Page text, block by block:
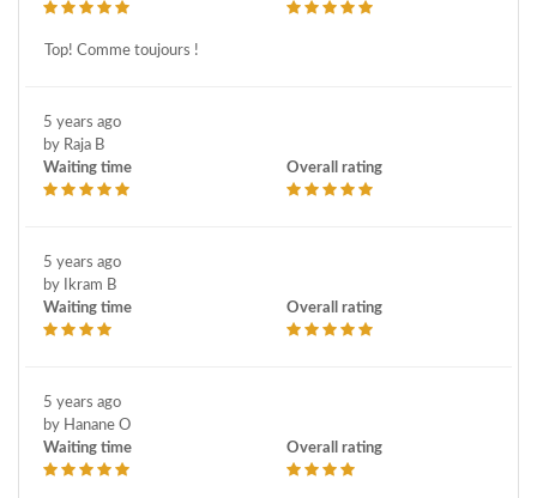
Top! Comme toujours !
5 years ago
by Raja B
Waiting time
Overall rating
5 years ago
by Ikram B
Waiting time
Overall rating
5 years ago
by Hanane O
Waiting time
Overall rating